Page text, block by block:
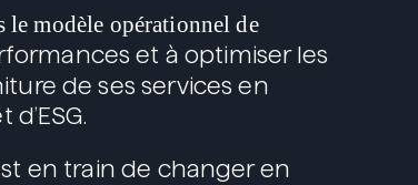
le modèle opérationnel de
et à optimiser les
de ses services en
en train de changer en